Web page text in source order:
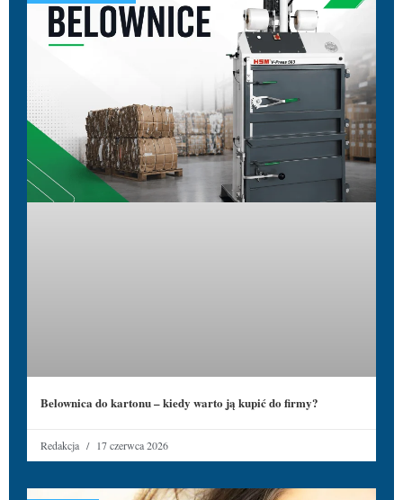
Belownica do kartonu – kiedy warto ją kupić do firmy?
Redakcja 17 czerwca 2026